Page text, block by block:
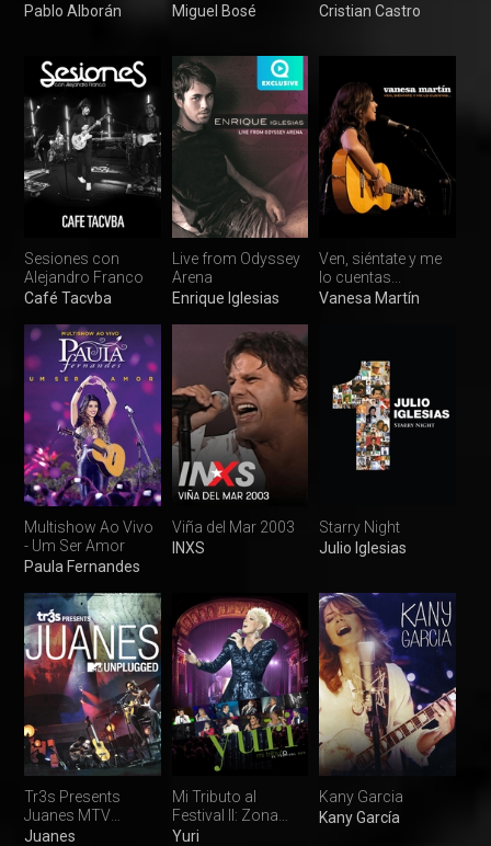
Pablo Alborán
Miguel Bosé
Cristian Castro
Sesiones con
Alejandro Franco
Café Tacvba
Live from Odyssey
Arena
Enrique Iglesias
Ven, siéntate y me
lo cuentas...
Vanesa Martín
Multishow Ao Vivo
- Um Ser Amor
Paula Fernandes
Viña del Mar 2003
INXS
Starry Night
Julio Iglesias
Tr3s Presents
Juanes MTV
Unplugged
Juanes
Mi Tributo al
Festival II: Zona
Preferente
Yuri
Kany Garcia
Kany García